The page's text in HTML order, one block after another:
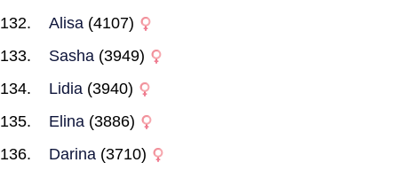
Alisa (4107)
Sasha (3949)
Lidia (3940)
Elina (3886)
Darina (3710)